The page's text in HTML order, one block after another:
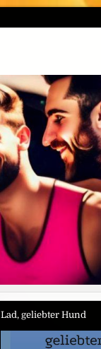
Lad, geliebter Hund